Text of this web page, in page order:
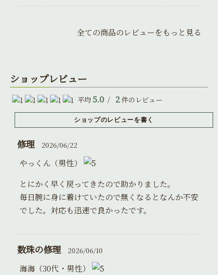
全ての商品のレビューをもっと見る
ショップレビュー
平均 5.0 / 2件のレビュー
修理 2026/06/22
やっくん（男性）
とにかく早く戻ってきたので助かりました。
毎日腕に身に着けていたので無くなるとなんか不安
でした。対応も迅速で良かったです。
数珠の修理 2026/06/10
海海（30代・男性）